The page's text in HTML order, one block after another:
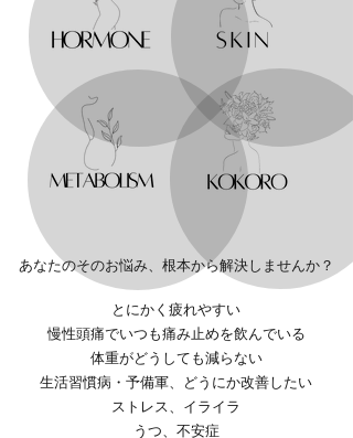
あなたのそのお悩み、根本から解決しませんか？
とにかく疲れやすい
慢性頭痛でいつも痛み止めを飲んでいる
体重がどうしても減らない
生活習慣病・予備軍、どうにか改善したい
ストレス、イライラ
うつ、不安症